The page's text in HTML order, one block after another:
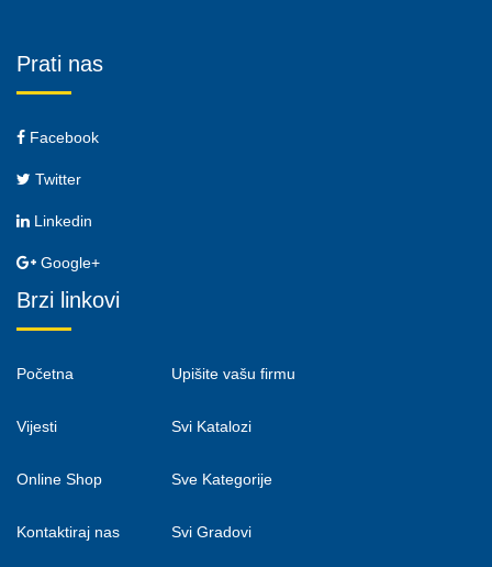
Prati nas
Facebook
Twitter
Linkedin
Google+
Brzi linkovi
Početna
Vijesti
Online Shop
Kontaktiraj nas
Upišite vašu firmu
Svi Katalozi
Sve Kategorije
Svi Gradovi